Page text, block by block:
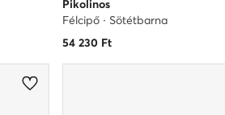
Pikolinos
Félcipő · Sötétbarna
54 230Ft